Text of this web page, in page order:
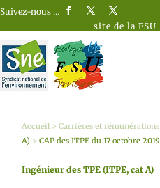
Suivez-nous …
site de la FSU
Accueil >Carrières et rémunérations
A) >CAP des ITPE du 17 octobre 2019
Ingénieur des TPE (ITPE, cat A)